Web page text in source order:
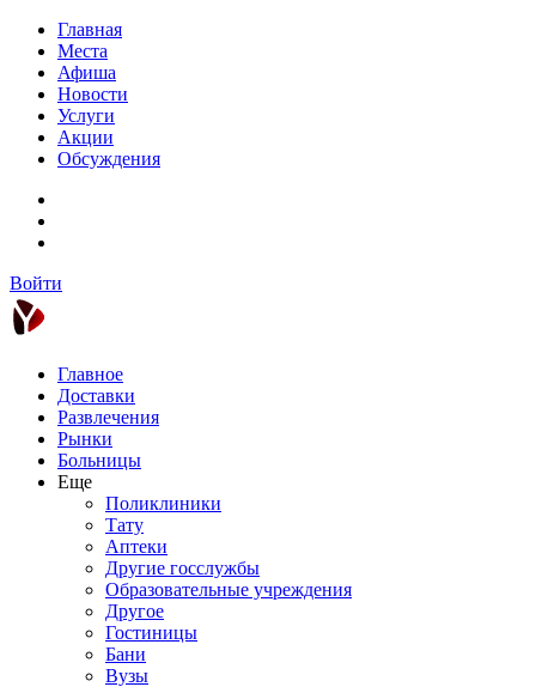
Главная
Места
Афиша
Новости
Услуги
Акции
Обсуждения
Войти
Главное
Доставки
Развлечения
Рынки
Больницы
Еще
Поликлиники
Тату
Аптеки
Другие госслужбы
Образовательные учреждения
Другое
Гостиницы
Бани
Вузы